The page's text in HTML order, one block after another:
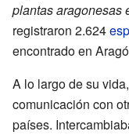
plantas aragonesas
registraron 2.624
encontrado en
A lo largo de su
comunicación con
países.